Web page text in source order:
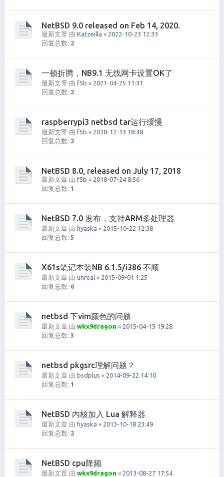
NetBSD 9.0 released on Feb 14, 2020.
最新文章 由 Katzeilla « 2022-10-23 12:33
回复总数: 2
一顿折腾，NB9.1 无线网卡设置OK了
最新文章 由 f5b « 2021-04-25 11:31
回复总数: 2
raspberrypi3 netbsd tar运行缓慢
最新文章 由 f5b « 2018-12-13 18:48
回复总数: 2
NetBSD 8.0, released on July 17, 2018
最新文章 由 f5b « 2018-07-24 8:56
回复总数: 1
NetBSD 7.0 发布，支持ARM多处理器
最新文章 由 hyaska « 2015-10-22 12:38
回复总数: 5
X61s笔记本装NB 6.1.5/i386 不顺
最新文章 由 unreal « 2015-09-01 1:25
回复总数: 6
netbsd 下vim颜色的问题
最新文章 由 wkx9dragon « 2015-04-15 19:28
回复总数: 3
netbsd pkgsrc理解问题？
最新文章 由 bsdplus « 2014-09-22 14:10
回复总数: 1
NetBSD 内核加入 Lua 解释器
最新文章 由 hyaska « 2013-10-18 23:49
回复总数: 2
NetBSD cpu降频
最新文章 由 wkx9dragon « 2013-08-27 17:54